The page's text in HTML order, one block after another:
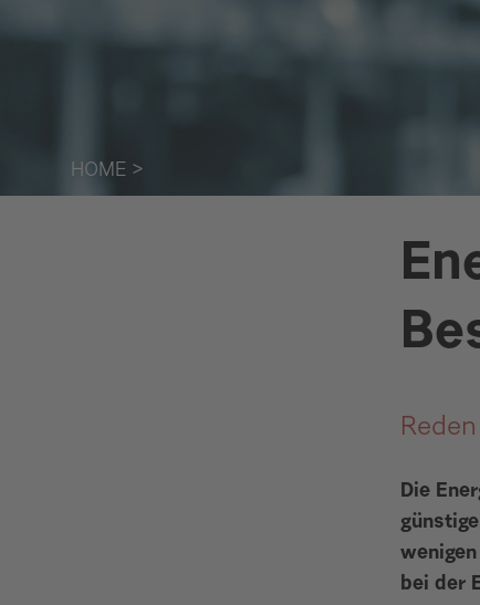
HOME >
Die
bei der